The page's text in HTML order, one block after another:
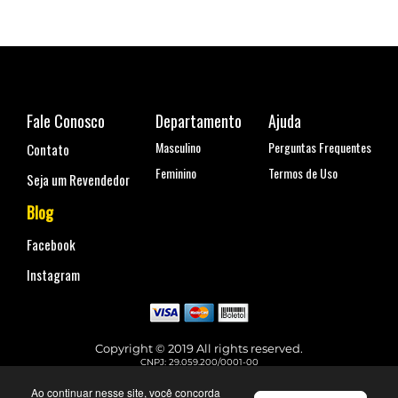
Ao continuar nesse site, você concorda
Fale Conosco
Contato
Seja um Revendedor
Blog
Facebook
Instagram
Departamento
Masculino
Feminino
Ajuda
Perguntas Frequentes
Termos de Uso
Copyright © 2019 All rights reserved.
CNPJ: 29.059.200/0001-00
Telefone para contato: (11) 99144-4129